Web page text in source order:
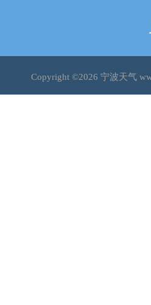
Copyright ©2026 宁波天气